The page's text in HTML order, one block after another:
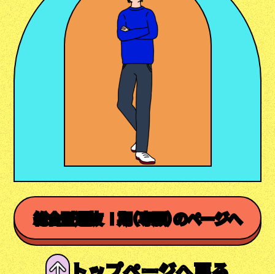
総合型選抜 Ⅰ期（専願）のページへ